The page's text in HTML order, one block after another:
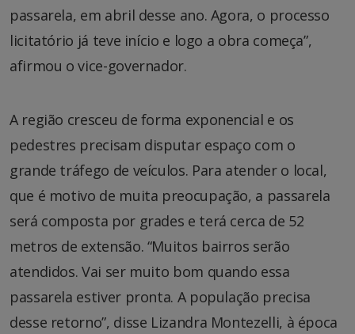
passarela, em abril desse ano. Agora, o processo
licitatório já teve início e logo a obra começa”,
afirmou o vice-governador.
A região cresceu de forma exponencial e os
pedestres precisam disputar espaço com o
grande tráfego de veículos. Para atender o local,
que é motivo de muita preocupação, a passarela
será composta por grades e terá cerca de 52
metros de extensão. “Muitos bairros serão
atendidos. Vai ser muito bom quando essa
passarela estiver pronta. A população precisa
desse retorno”, disse Lizandra Montezelli, à época